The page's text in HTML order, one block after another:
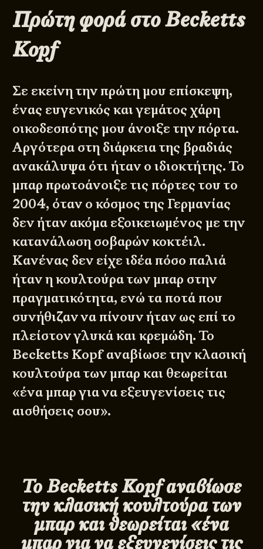
Πρώτη φορά στο Becketts
Kopf
Σε εκείνη την πρώτη μου επίσκεψη,
ένας ευγενικός και γεμάτος χάρη
οικοδεσπότης μου άνοιξε την πόρτα.
Αργότερα στη διάρκεια της βραδιάς
ανακάλυψα ότι ήταν ο ιδιοκτήτης. Το
μπαρ πρωτοάνοιξε τις πόρτες του το
2004, όταν ο κόσμος της Γερμανίας
δεν ήταν ακόμα εξοικειωμένος με την
κατανάλωση σοβαρών κοκτέιλ.
Κανένας δεν είχε ιδέα πόσο παλιά
ήταν η κουλτούρα των μπαρ στην
πραγματικότητα, ενώ τα ποτά που
συνήθιζαν να πίνουν ήταν ως επί το
πλείστον γλυκά και κρεμώδη. Το
Becketts Kopf αναβίωσε την κλασική
κουλτούρα των μπαρ και θεωρείται
«ένα μπαρ για να εξευγενίσεις τις
αισθήσεις σου».
Το Becketts Kopf αναβίωσε
την κλασική κουλτούρα των
μπαρ και θεωρείται «ένα
μπαρ για να εξευγενίσεις τις